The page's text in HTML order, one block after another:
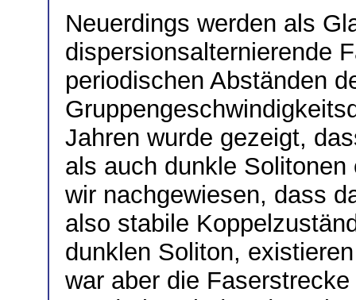
Neuerdings werden als
dispersionsalternierende
periodischen Abständen
Jahren wurde gezeigt,
als auch dunkle
wir nachgewiesen, dass
also stabile
dunklen Soliton,
war aber die